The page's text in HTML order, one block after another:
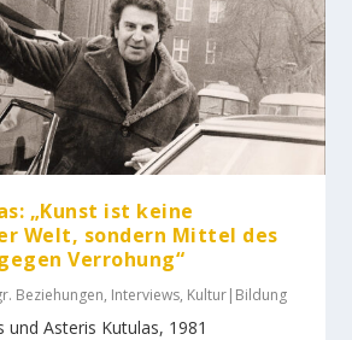
„Kunst ist keine
Welt, sondern Mittel des
Verrohung“
Beziehungen, Interviews, Kultur|Bildung
und Asteris Kutulas, 1981